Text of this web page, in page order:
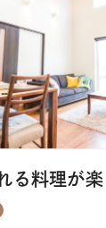
る料理が